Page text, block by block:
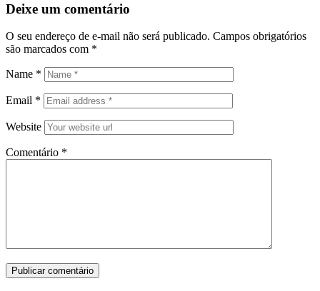
Deixe um comentário
O seu endereço de e-mail não será publicado. Campos obrigatórios
são marcados com *
Name *
Email *
Website
Comentário *